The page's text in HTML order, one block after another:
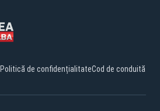
Politică de confidențialitateCod de conduită